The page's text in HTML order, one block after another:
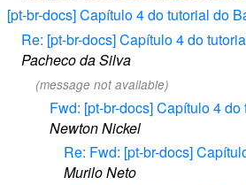
[pt-br-docs] Capítulo 4 do tutorial do
Re: [pt-br-docs] Capítulo 4 do
Pacheco da Silva
(message not available)
Fwd: [pt-br-docs] Capítulo 4
Newton Nickel
Re: Fwd: [pt-br-docs]
Murilo Neto